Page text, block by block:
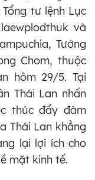
tư lệnh Lục
và
Tướng
Chom, thuộc
hôm 29/5. Tại
Thái Lan nhấn
thúc đẩy đàm
Thái Lan khẳng
lại lợi ích cho
mặt kinh tế.